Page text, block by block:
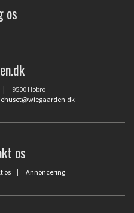
os
| 9500 Hobro
os
os | Annoncering